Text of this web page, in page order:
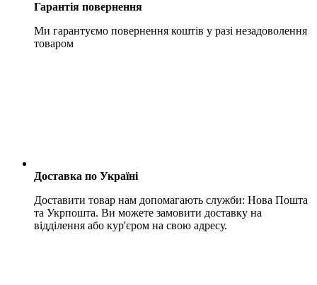
Гарантія повернення
Ми гарантуємо повернення коштів у разі незадоволення
товаром
Доставка по Україні
Доставити товар нам допомагають служби: Нова Пошта
та Укрпошта. Ви можете замовити доставку на
відділення або кур'єром на свою адресу.